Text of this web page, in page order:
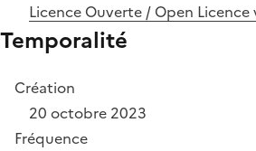
Licence Ouverte / Open Licence
Temporalité
Création
20 octobre 2023
Fréquence